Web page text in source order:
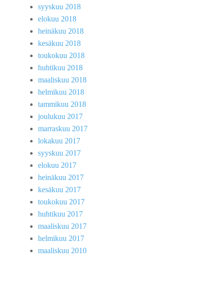
syyskuu 2018
elokuu 2018
heinäkuu 2018
kesäkuu 2018
toukokuu 2018
huhtikuu 2018
maaliskuu 2018
helmikuu 2018
tammikuu 2018
joulukuu 2017
marraskuu 2017
lokakuu 2017
syyskuu 2017
elokuu 2017
heinäkuu 2017
kesäkuu 2017
toukokuu 2017
huhtikuu 2017
maaliskuu 2017
helmikuu 2017
maaliskuu 2010